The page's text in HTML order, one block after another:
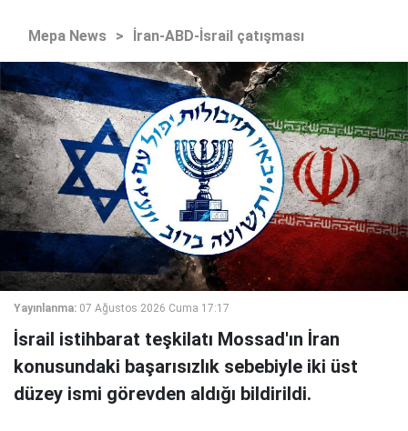
Mepa News > İran-ABD-İsrail çatışması
Yayınlanma: 07 Ağustos 2026 Cuma 17:17
İsrail istihbarat teşkilatı Mossad'ın İran
konusundaki başarısızlık sebebiyle iki üst
düzey ismi görevden aldığı bildirildi.